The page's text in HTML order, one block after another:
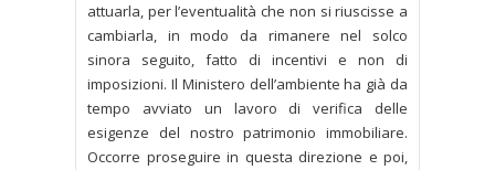
attuarla, per l’eventualità che non si riuscisse a
cambiarla, in modo da rimanere nel solco
sinora seguito, fatto di incentivi e non di
imposizioni. Il Ministero dell’ambiente ha già da
tempo avviato un lavoro di verifica delle
esigenze del nostro patrimonio immobiliare.
Occorre proseguire in questa direzione e poi,